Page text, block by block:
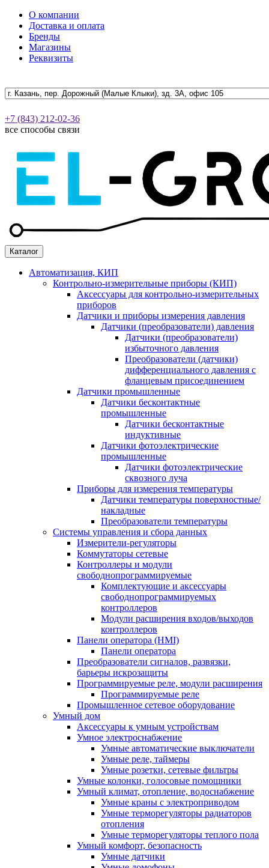
О компании
Доставка и оплата
Бренды
Магазины
Реквизиты
+7 (843) 212-02-36
все способы связи
Каталог
Автоматизация, КИП
Контрольно-измерительные приборы (КИП)
Аксессуары для контрольно-измерительных
приборов
Датчики и приборы измерения давления
Датчики (преобразователи) давления
Датчики (преобразователи)
избыточного давления
Преобразователи (датчики)
дифференциального давления с
фланцевым присоединением
Датчики промышленные
Датчики бесконтактные
промышленные
Датчики бесконтактные
индуктивные
Датчики фотоэлектрические
промышленные
Датчики фотоэлектрические
сквозного луча
Приборы для измерения температуры
Датчики температуры поверхностные/
накладные
Преобразователи температуры
Системы управления и сбора данных
Измерители-регуляторы
Коммутаторы сетевые
Контроллеры и модули
свободнопрограммируемые
Комплектующие и аксессуары
свободнопрограммируемых
контроллеров
Модули расширения входов/выходов
контроллеров
Панели оператора (HMI)
Панели оператора
Преобразователи сигналов, развязки,
барьеры искрозащиты
Программируемые реле, модули расширения
Программируемые реле
Промышленное сетевое оборудование
Умный дом
Аксессуары к умным устройствам
Умное электроснабжение
Умные автоматические выключатели
Умные реле, таймеры
Умные розетки, сетевые фильтры
Умные колонки, голосовые помощники
Умный климат, отопление, водоснабжение
Умные краны с электроприводом
Умные терморегуляторы радиаторов
отопления
Умные терморегуляторы теплого пола
Умный комфорт, безопасность
Умные датчики